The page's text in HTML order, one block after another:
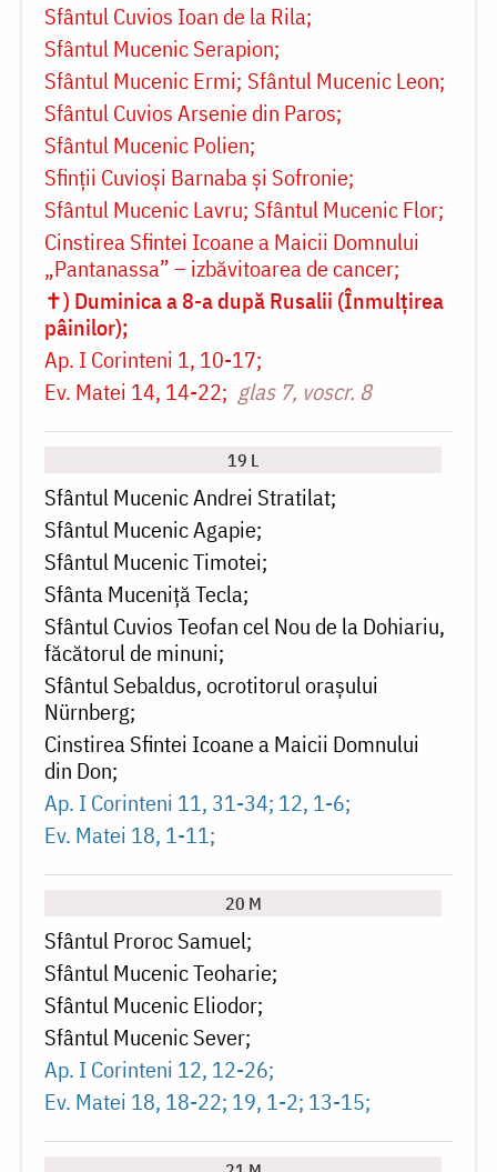
Sfântul Cuvios Ioan de la Rila
Sfântul Mucenic Serapion
Sfântul Mucenic Ermi Sfântul Mucenic Leon
Sfântul Cuvios Arsenie din Paros
Sfântul Mucenic Polien
Sfinții Cuvioși Barnaba și Sofronie
Sfântul Mucenic Lavru Sfântul Mucenic Flor
Cinstirea Sfintei Icoane a Maicii Domnului
„Pantanassa” – izbăvitoarea de cancer
✝) Duminica a 8-a după Rusalii (Înmulțirea
pâinilor)
Ap. I Corinteni 1, 10-17
Ev. Matei 14, 14-22
glas 7, voscr. 8
19 L
Sfântul Mucenic Andrei Stratilat
Sfântul Mucenic Agapie
Sfântul Mucenic Timotei
Sfânta Muceniţă Tecla
Sfântul Cuvios Teofan cel Nou de la Dohiariu,
făcătorul de minuni
Sfântul Sebaldus, ocrotitorul orașului
Nürnberg
Cinstirea Sfintei Icoane a Maicii Domnului
din Don
Ap. I Corinteni 11, 31-34; 12, 1-6
Ev. Matei 18, 1-11
20 M
Sfântul Proroc Samuel
Sfântul Mucenic Teoharie
Sfântul Mucenic Eliodor
Sfântul Mucenic Sever
Ap. I Corinteni 12, 12-26
Ev. Matei 18, 18-22; 19, 1-2; 13-15